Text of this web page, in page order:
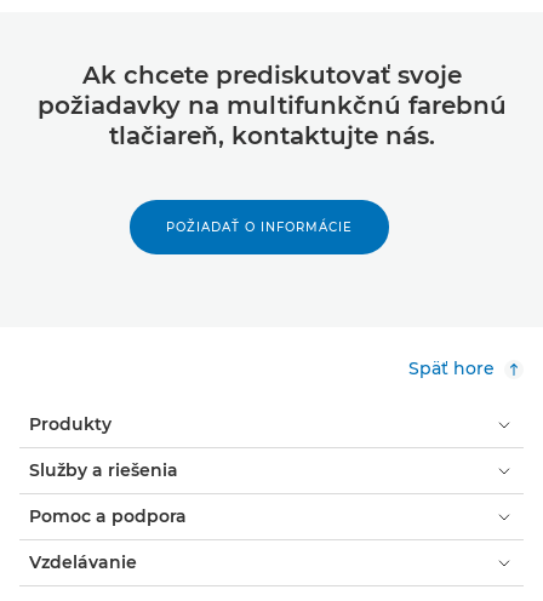
Ak chcete prediskutovať svoje
požiadavky na multifunkčnú farebnú
tlačiareň, kontaktujte nás.
POŽIADAŤ O INFORMÁCIE
Späť hore
Produkty
Služby a riešenia
Pomoc a podpora
Vzdelávanie